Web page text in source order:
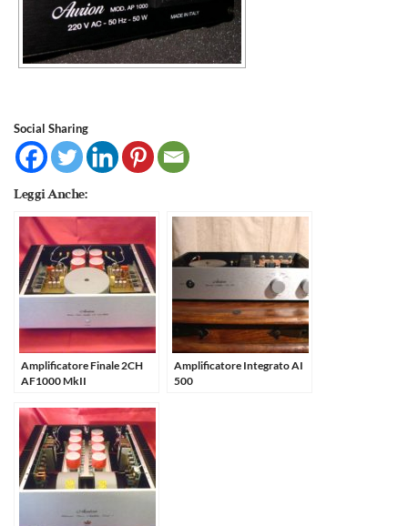
Social Sharing
Leggi Anche:
Amplificatore Finale 2CH
AF1000 MkII
Amplificatore Integrato AI
500